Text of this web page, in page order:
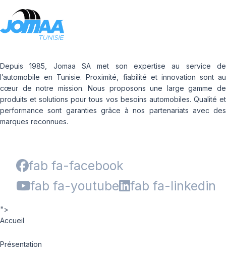
Depuis 1985, Jomaa SA met son expertise au service de
l’automobile en Tunisie. Proximité, fiabilité et innovation sont au
cœur de notre mission. Nous proposons une large gamme de
produits et solutions pour tous vos besoins automobiles. Qualité et
performance sont garanties grâce à nos partenariats avec des
marques reconnues.
fab fa-facebook
fab fa-youtube
fab fa-linkedin
">
Accueil
Présentation